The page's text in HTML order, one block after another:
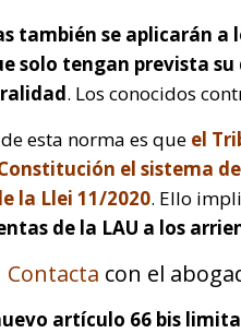
también se aplicarán
solo tengan prevista
. Los conocidos
esta norma es que el
el sistema
la Llei 11/2020. Ello
de la LAU a los
Contacta con el
artículo 66 bis